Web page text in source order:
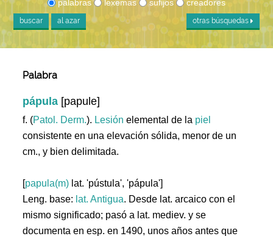
palabras lexemas sufijos creadores
buscar al azar otras búsquedas
Palabra
pápula [papule]
f. (Patol. Derm.). Lesión elemental de la piel
consistente en una elevación sólida, menor de un
cm., y bien delimitada.
[papula(m) lat. 'pústula', 'pápula']
Leng. base: lat. Antigua. Desde lat. arcaico con el
mismo significado; pasó a lat. mediev. y se
documenta en esp. en 1490, unos años antes que